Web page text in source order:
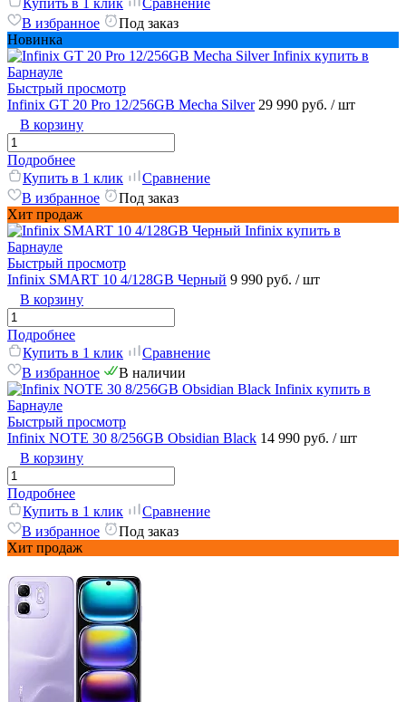
Купить в 1 клик
Сравнение
В избранное
Под заказ
Новинка
Быстрый просмотр
Infinix GT 20 Pro 12/256GB Mecha Silver 29 990 руб. / шт
В корзину
Подробнее
Купить в 1 клик
Сравнение
В избранное
Под заказ
Хит продаж
Быстрый просмотр
Infinix SMART 10 4/128GB Черный 9 990 руб. / шт
В корзину
Подробнее
Купить в 1 клик
Сравнение
В избранное
В наличии
Быстрый просмотр
Infinix NOTE 30 8/256GB Obsidian Black 14 990 руб. / шт
В корзину
Подробнее
Купить в 1 клик
Сравнение
В избранное
Под заказ
Хит продаж